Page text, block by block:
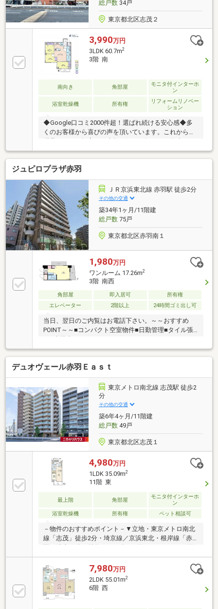
総戸数34戸
東京都北区志茂２
3,990万円
3LDK 60.7m2
3階 南
南向き 角部屋
モニタ付インターホ
ン
浴室乾燥機 所有権
リフォームリノベー
ション
◆Google口コミ2000件超！選ばれ続ける安心感◆多
くのお客様から喜びの声を頂いています。これからも
満足されるご提案で、素敵な住まい探しをお約束しま
す。◆購入はゴールではなく幸せな未来へのスタート
◆住み始めてからの不安や悩みも、TOHO HOUSE
CLUBが将来サポート。お客様一人ひとりの安心を守る
ため、いつもずっと人生に寄り添い、豊かな未来を支
え続けます。◆ローン相談大歓迎！頭金0円からの購
入も可能◆将来のライフイベントを見据え、無理のな
い資金計画をプロがアドバイス。お問合せは【資料請
求】又は【フリーダイヤル】へお気軽にお問い合わせ
ください。
ジュピロプラザ赤羽
ＪＲ京浜東北線 赤羽駅 徒歩2分
その他の交通
築34年1ヶ月/11階建
総戸数75戸
東京都北区赤羽南１
1,980万円
ワンルーム 17.26m2
3階 南西
角部屋 即入居可
所有権
エレベーター
2階以上 24時間ゴミ出し可
当日、翌日のご内覧はお電話下さい。～～おすすめ
POINT～～■コンパクト空室物件■日勤管理■タイル張
ロック■TVモニターインターフォン■メイプルリビン
グサービス管理お早めにご覧下さい。
デュオヴェール赤羽Ｅａｓｔ
東京メトロ南北線 志茂駅 徒歩2
分
その他の交通
築6年4ヶ月/11階建
総戸数49戸
東京都北区志茂１
4,980万円
1LDK 35.09m2
11階 東
最上階 角部屋
モニタ付インターホ
ン
浴室乾燥機
所有権 ペット相談可
－物件のおすすめポイント－▼立地・東京メトロ南北
線「志茂」徒歩2分・埼京線／京浜東北・根岸線「赤
し明るいLDK、洋室と一体利用も可能・リビングを見
渡せる対面式キッチンを採用・洋室にWIC有・ペット2
匹飼育可能(細則有)▼設備・浄水器・浴室暖房乾燥
機・温水洗浄便座・オートロック・宅配ボックス▼周
辺環境・まいばすけっと志茂駅前店 徒歩2分(約
7,980万円
2LDK 55.01m2
6階 西